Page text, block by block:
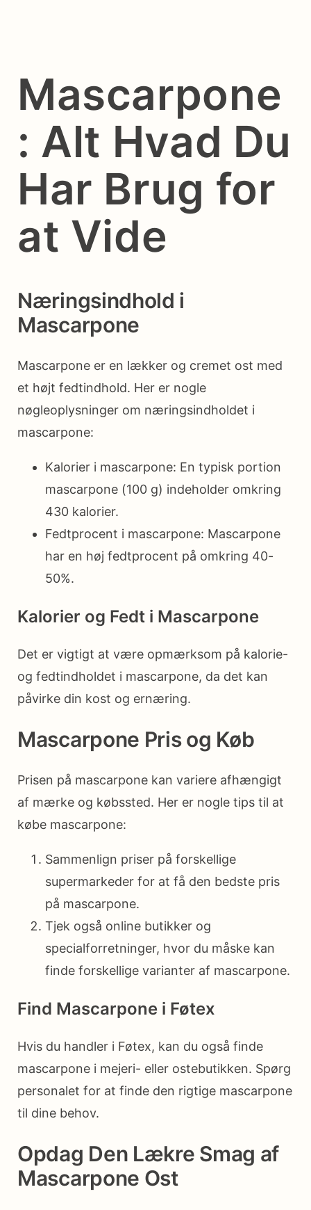
Mascarpone
: Alt Hvad Du
Har Brug for
at Vide
Næringsindhold i
Mascarpone
Mascarpone er en lækker og cremet ost med
et højt fedtindhold. Her er nogle
nøgleoplysninger om næringsindholdet i
mascarpone:
Kalorier i mascarpone: En typisk portion
mascarpone (100 g) indeholder omkring
430 kalorier.
Fedtprocent i mascarpone: Mascarpone
har en høj fedtprocent på omkring 40-
50%.
Kalorier og Fedt i Mascarpone
Det er vigtigt at være opmærksom på kalorie-
og fedtindholdet i mascarpone, da det kan
påvirke din kost og ernæring.
Mascarpone Pris og Køb
Prisen på mascarpone kan variere afhængigt
af mærke og købssted. Her er nogle tips til at
købe mascarpone:
Sammenlign priser på forskellige
supermarkeder for at få den bedste pris
på mascarpone.
Tjek også online butikker og
specialforretninger, hvor du måske kan
finde forskellige varianter af mascarpone.
Find Mascarpone i Føtex
Hvis du handler i Føtex, kan du også finde
mascarpone i mejeri- eller ostebutikken. Spørg
personalet for at finde den rigtige mascarpone
til dine behov.
Opdag Den Lækre Smag af
Mascarpone Ost